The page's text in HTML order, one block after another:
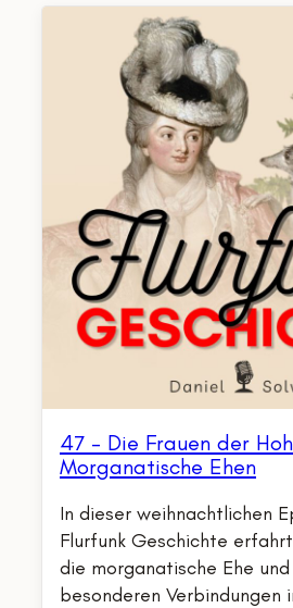
47 – Die Frauen der
Morganatische Ehen
In dieser weihnachtlichen
Flurfunk Geschichte
die morganatische Ehe
besonderen Verbindungen